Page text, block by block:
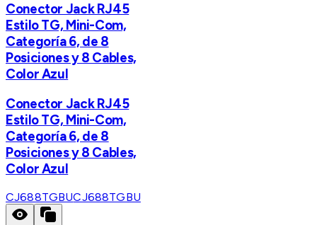
Conector Jack RJ45
Estilo TG, Mini-Com,
Categoría 6, de 8
Posiciones y 8 Cables,
Color Azul
Conector Jack RJ45
Estilo TG, Mini-Com,
Categoría 6, de 8
Posiciones y 8 Cables,
Color Azul
CJ688TGBUCJ688TGBU